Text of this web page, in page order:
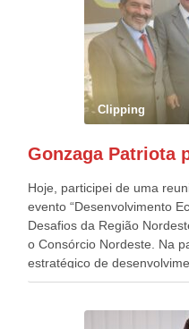
o deste ano, o maior e o
quatro décadas, como
anualmente dos desfiles
Esplanada dos Ministérios,
preparou espaços com
pessoas, só que o número
Independentes, dobrou na
Patriota.
Clipping
Hoje, participei de uma
evento “Desenvolvimento
Desafios da Região
o Consórcio Nordeste. Na
estratégico de
desafios para a elaboração
evento contou com a